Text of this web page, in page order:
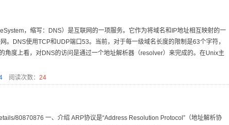
，缩写：DNS）是互联网的一项服务。它作为将域名和IP地址相互映射的一
。DNS使用TCP和UDP端口53。当前，对于每一级域名长度的限制是63个字符，
度上看，对DNS的访问是通过一个地址解析器（resolver）来完成的。在Unix主
阅读次数： 24
80870876 一、介绍 ARP协议是“Address Resolution Protocol”（地址解析协